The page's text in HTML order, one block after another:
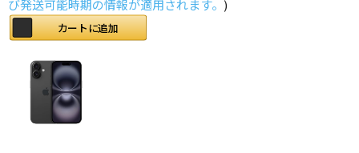
び発送可能時期の情報が適用されます。 )
カートに追加